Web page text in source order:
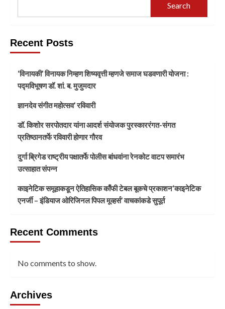
Search
Recent Posts
‘विनायकी’ विनायक निम्हण शिष्यवृत्ती म्हणजे समाज घडवणारी योजना :
पद्मविभूषण डॉ. शां. ब. मुजुमदार
ज्ञानदेव संगीत महोत्सव’ रविवारी
डॉ. किशोर सरपोतदार यांना आदर्श संयोजक पुरस्काररंगत-संगत
प्रतिष्ठानतर्फे रविवारी होणार गौरव
दुर्गा ब्रिगेड राष्ट्रीय पक्षातर्फे पोलीस बांधवांना रेनकोट वाटप समारंभ
उत्साहात संपन्न
काइनेटिक समूहाकडून ऐतिहासिक काँफी टेबल बूकचे प्रकाशन‘काइनेटिक
एनर्जी – इंडियाज ओरिजिनल पिपल मूव्हर्स’ वाचकांकडे सुपूर्त
Recent Comments
No comments to show.
Archives